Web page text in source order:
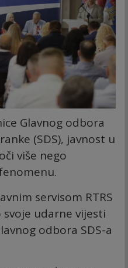
Glavnog odbora
(SDS), javnost u
više nego
servisom RTRS
svoje udarne vijesti
odbora SDS-a